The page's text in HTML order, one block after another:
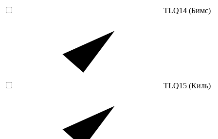
TLQ14 (Бимс)
TLQ15 (Киль)